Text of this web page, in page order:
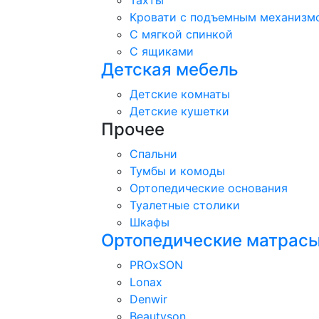
Кровати с подъемным
С мягкой спинкой
С ящиками
Детская мебель
Детские комнаты
Детские кушетки
Прочее
Спальни
Тумбы и комоды
Ортопедические основания
Туалетные столики
Шкафы
Ортопедические
PROxSON
Lonax
Denwir
Beautyson